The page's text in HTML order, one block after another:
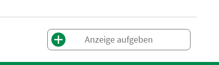
Anzeige aufgeben